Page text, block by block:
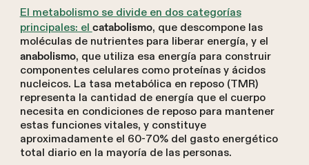
El metabolismo se divide en dos categorías
principales: el catabolismo, que descompone las
moléculas de nutrientes para liberar energía, y el
anabolismo, que utiliza esa energía para construir
componentes celulares como proteínas y ácidos
nucleicos. La tasa metabólica en reposo (TMR)
representa la cantidad de energía que el cuerpo
necesita en condiciones de reposo para mantener
estas funciones vitales, y constituye
aproximadamente el 60-70% del gasto energético
total diario en la mayoría de las personas.